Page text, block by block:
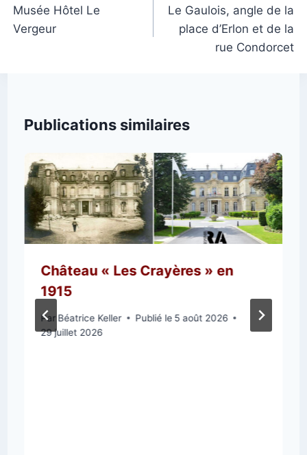
de
l’article
Musée Hôtel Le
Vergeur
Le Gaulois, angle de la
place d’Erlon et de la
rue Condorcet
Publications similaires
Château « Les Crayères » en
1915
Par Béatrice Keller Publié le 5 août 2026
29 juillet 2026